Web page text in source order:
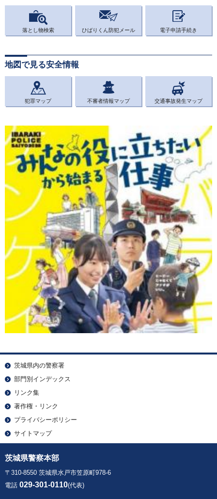
落とし物検索 ひばりくん防犯メール 電子申請手続き
地図で見る安全情報
犯罪マップ 不審者情報マップ 交通事故発生マップ
茨城県内の警察署
部門別インデックス
リンク集
著作権・リンク
プライバシーポリシー
サイトマップ
茨城県警察本部
〒310-8550 茨城県水戸市笠原町978-6
電話 029-301-0110(代表)